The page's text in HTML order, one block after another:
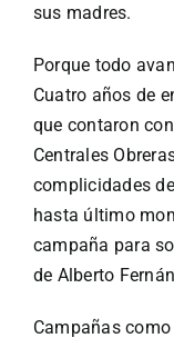
sus madres.
Porque todo
Cuatro años de
que contaron
Centrales
complicidades
hasta último
campaña para
de Alberto
Campañas